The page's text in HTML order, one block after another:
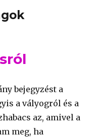
bejegyzést a
a vályogról és a
az, amivel a
meg, ha